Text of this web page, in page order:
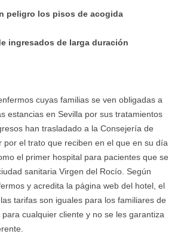
peligro los pisos de acogida
ingresados de larga duración
cuyas familias se ven obligadas a
estancias en Sevilla por sus tratamientos
han trasladado a la Consejería de
por el trato que reciben en el que en su día
el primer hospital para pacientes que se
sanitaria Virgen del Rocío. Según
y acredita la página web del hotel, el
las tarifas son iguales para los familiares de
cualquier cliente y no se les garantiza